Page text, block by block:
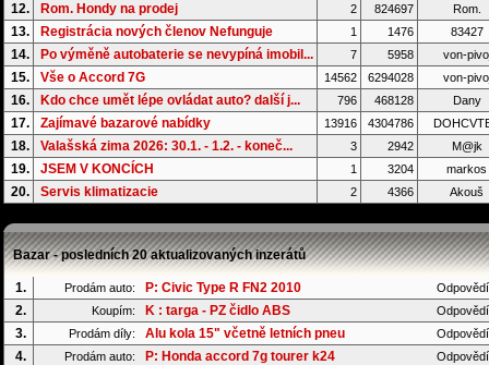
12. Rom. Hondy na prodej 2 824697 Rom.
13. Registrácia nových členov Nefunguje 1 1476 83427
14. Po výměně autobaterie se nevypíná imobil... 7 5958 von-
15. Vše o Accord 7G 14562 6294028 von-
16. Kdo chce umět lépe ovládat auto? další j... 796 468128 Dany
17. Zajímavé bazarové nabídky 13916 4304786
18. Valašská zima 2026: 30.1. - 1.2. - koneč... 3 2942 M@jk
19. JSEM V KONCÍCH 1 3204 markos
20. Servis klimatizacie 2 4366 Akouš
Bazar - posledních 20 aktualizovaných inzerátů
1. Prodám auto: P: Civic Type R FN2 2010
2. Koupím: K : targa - PZ čidlo ABS
3. Prodám díly: Alu kola 15" včetně letních pneu
4. Prodám auto: P: Honda accord 7g tourer k24